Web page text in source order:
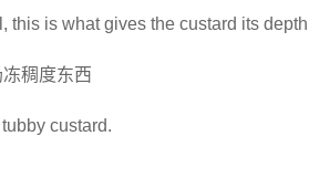
this is what gives the custard its
稠度东西
custard.